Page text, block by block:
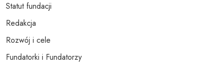
Statut fundacji
Redakcja
Rozwój i cele
Fundatorki i Fundatorzy